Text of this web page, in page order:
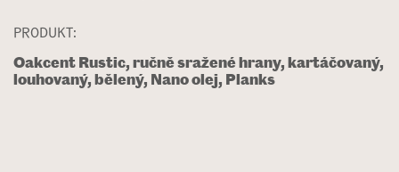
PRODUKT:
Oakcent Rustic, ručně sražené hrany, kartáčovaný,
louhovaný, bělený, Nano olej, Planks